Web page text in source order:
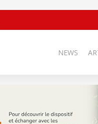
NEWS